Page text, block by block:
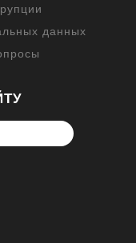
данных